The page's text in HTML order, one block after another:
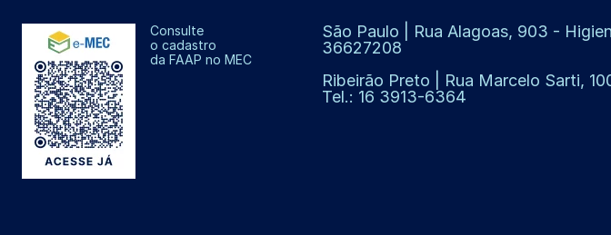
Consulte
o cadastro
da FAAP no MEC
São Paulo | Rua Alagoas, 903 -
36627208
Ribeirão Preto | Rua Marcelo Sarti,
Tel.: 16 3913-6364